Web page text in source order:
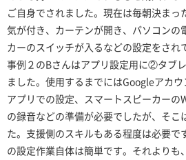
ご自身でされました。現在は毎朝決まっ
気が付き、カーテンが開き、パソコンの
カーのスイッチが入るなどの設定をされ
事例２のBさんはアプリ設定用に②タブ
ました。使用するまでにはGoogleアカ
アプリでの設定、スマートスピーカーの
の録音などの準備が必要でしたが、そこ
た。支援側のスキルもある程度は必要で
の設定作業自体は簡単です。それよりも